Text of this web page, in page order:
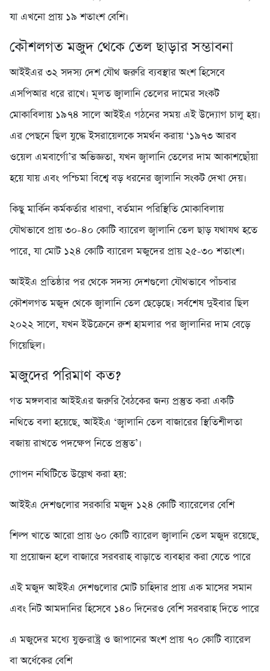
যা এখনো প্রায় ১৯ শতাংশ বেশি।
কৌশলগত মজুদ থেকে তেল ছাড়ার সম্ভাবনা
আইইএর ৩২ সদস্য দেশ যৌথ জরুরি ব্যবস্থার অংশ হিসেবে
এসপিআর ধরে রাখে। মূলত জ্বালানি তেলের দামের সংকট
মোকাবিলায় ১৯৭৪ সালে আইইএ গঠনের সময় এই উদ্যোগ চালু হয়।
এর পেছনে ছিল যুদ্ধে ইসরায়েলকে সমর্থন করায় ‘১৯৭৩ আরব
ওয়েল এমবার্গো’র অভিজ্ঞতা, যখন জ্বালানি তেলের দাম আকাশছোঁয়া
হয়ে যায় এবং পশ্চিমা বিশ্বে বড় ধরনের জ্বালানি সংকট দেখা দেয়।
কিছু মার্কিন কর্মকর্তার ধারণা, বর্তমান পরিস্থিতি মোকাবিলায়
যৌথভাবে প্রায় ৩০-৪০ কোটি ব্যারেল জ্বালানি তেল ছাড় যথাযথ হতে
পারে, যা মোট ১২৪ কোটি ব্যারেল মজুদের প্রায় ২৫-৩০ শতাংশ।
আইইএ প্রতিষ্ঠার পর থেকে সদস্য দেশগুলো যৌথভাবে পাঁচবার
কৌশলগত মজুদ থেকে জ্বালানি তেল ছেড়েছে। সর্বশেষ দুইবার ছিল
২০২২ সালে, যখন ইউক্রেনে রুশ হামলার পর জ্বালানির দাম বেড়ে
গিয়েছিল।
মজুদের পরিমাণ কত?
গত মঙ্গলবার আইইএর জরুরি বৈঠকের জন্য প্রস্তুত করা একটি
নথিতে বলা হয়েছে, আইইএ ‘জ্বালানি তেল বাজারের স্থিতিশীলতা
বজায় রাখতে পদক্ষেপ নিতে প্রস্তুত’।
গোপন নথিটিতে উল্লেখ করা হয়:
আইইএ দেশগুলোর সরকারি মজুদ ১২৪ কোটি ব্যারেলের বেশি
শিল্প খাতে আরো প্রায় ৬০ কোটি ব্যারেল জ্বালানি তেল মজুদ রয়েছে,
যা প্রয়োজন হলে বাজারে সরবরাহ বাড়াতে ব্যবহার করা যেতে পারে
এই মজুদ আইইএ দেশগুলোর মোট চাহিদার প্রায় এক মাসের সমান
এবং নিট আমদানির হিসেবে ১৪০ দিনেরও বেশি সরবরাহ দিতে পারে
এ মজুদের মধ্যে যুক্তরাষ্ট্র ও জাপানের অংশ প্রায় ৭০ কোটি ব্যারেল
বা অর্ধেকের বেশি